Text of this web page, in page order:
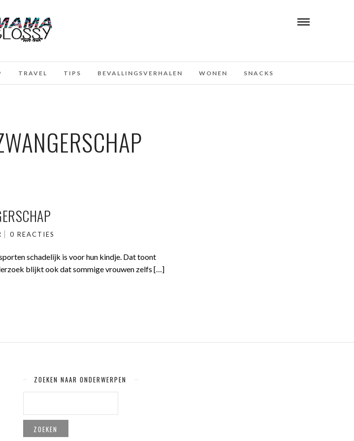
TRAVEL TIPS BEVALLINGSVERHALEN WONEN SNACKS
0 REACTIES
schadelijk is voor hun kindje. Dat toont
blijkt ook dat sommige vrouwen zelfs […]
ZOEKEN NAAR ONDERWERPEN